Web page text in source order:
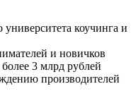
коучинга и
и новичков
3 млрд рублей
производителей